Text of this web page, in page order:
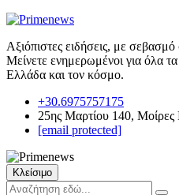
Αξιόπιστες ειδήσεις, με
Μείνετε ενημερωμένοι για όλα
Ελλάδα και τον κόσμο.
+30.6975757175
25ης Μαρτίου 140,
[email protected]
Κλείσιμο